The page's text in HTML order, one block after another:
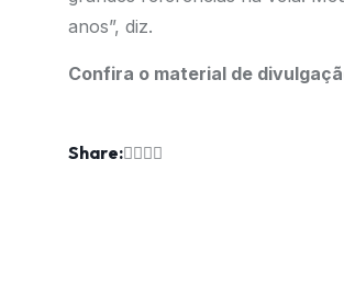
anos”, diz.
Confira o material de
Share: